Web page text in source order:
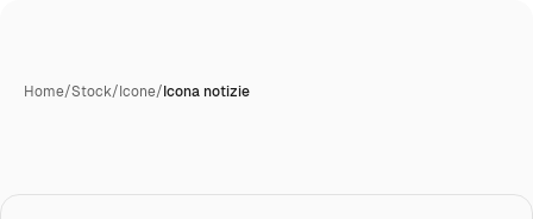
Home/Stock/Icone/Icona notizie